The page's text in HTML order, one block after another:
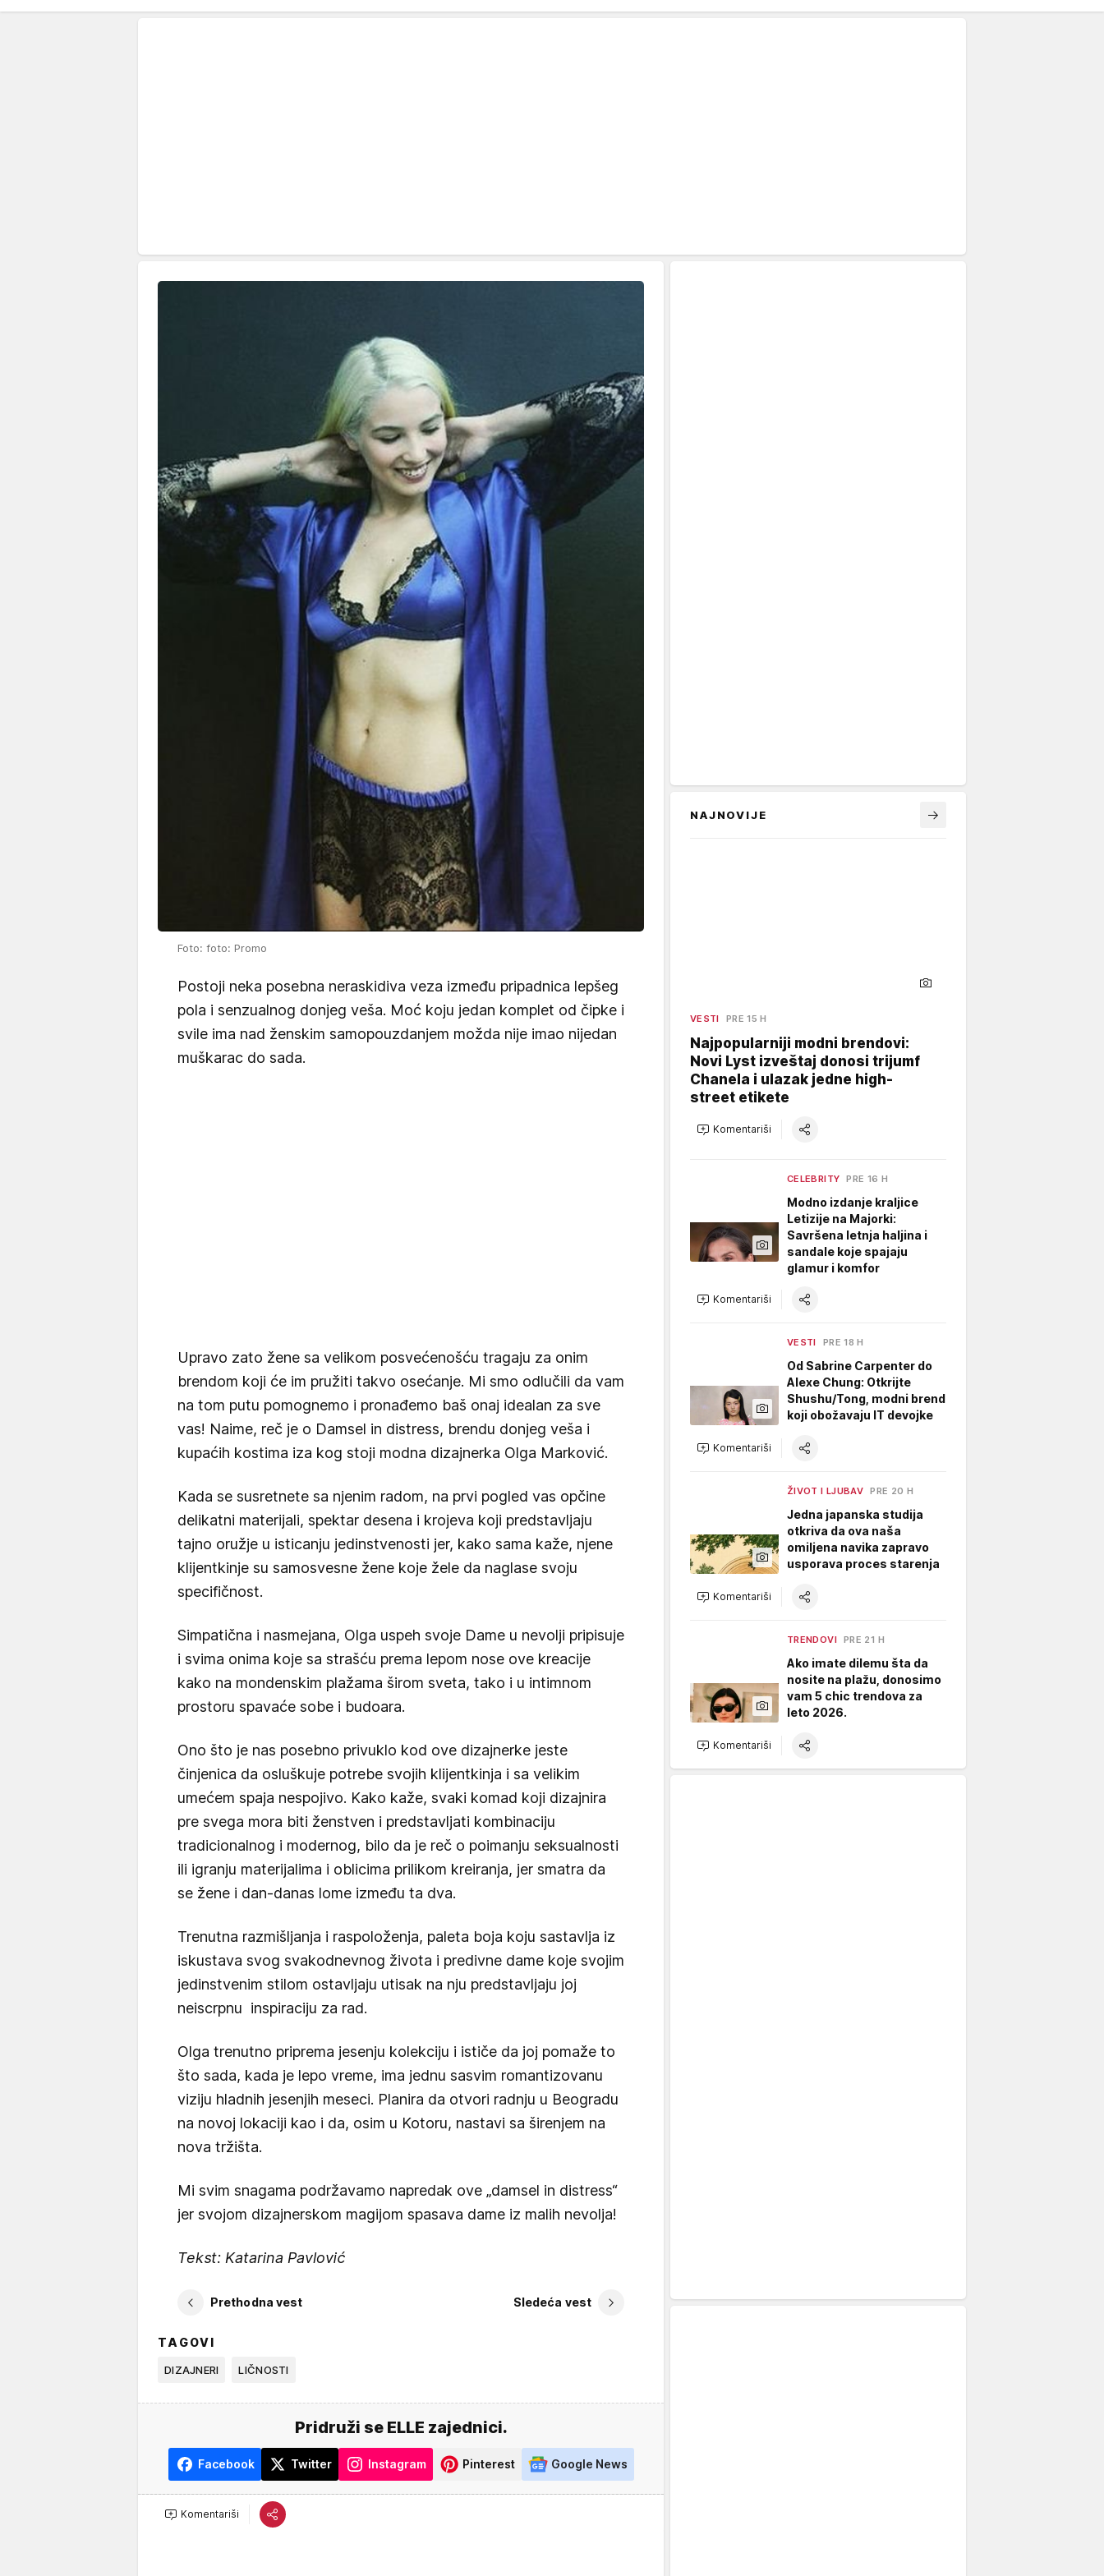
Foto: foto: Promo
Postoji neka posebna neraskidiva veza između pripadnica lepšeg
pola i senzualnog donjeg veša. Moć koju jedan komplet od čipke i
svile ima nad ženskim samopouzdanjem možda nije imao nijedan
muškarac do sada.
Upravo zato žene sa velikom posvećenošću tragaju za onim
brendom koji će im pružiti takvo osećanje. Mi smo odlučili da vam
na tom putu pomognemo i pronađemo baš onaj idealan za sve
vas! Naime, reč je o Damsel in distress, brendu donjeg veša i
kupaćih kostima iza kog stoji modna dizajnerka Olga Marković.
Kada se susretnete sa njenim radom, na prvi pogled vas opčine
delikatni materijali, spektar desena i krojeva koji predstavljaju
tajno oružje u isticanju jedinstvenosti jer, kako sama kaže, njene
klijentkinje su samosvesne žene koje žele da naglase svoju
specifičnost.
Simpatična i nasmejana, Olga uspeh svoje Dame u nevolji pripisuje
i svima onima koje sa strašću prema lepom nose ove kreacije
kako na mondenskim plažama širom sveta, tako i u intimnom
prostoru spavaće sobe i budoara.
Ono što je nas posebno privuklo kod ove dizajnerke jeste
činjenica da osluškuje potrebe svojih klijentkinja i sa velikim
umećem spaja nespojivo. Kako kaže, svaki komad koji dizajnira
pre svega mora biti ženstven i predstavljati kombinaciju
tradicionalnog i modernog, bilo da je reč o poimanju seksualnosti
ili igranju materijalima i oblicima prilikom kreiranja, jer smatra da
se žene i dan-danas lome između ta dva.
Trenutna razmišljanja i raspoloženja, paleta boja koju sastavlja iz
iskustava svog svakodnevnog života i predivne dame koje svojim
jedinstvenim stilom ostavljaju utisak na nju predstavljaju joj
neiscrpnu inspiraciju za rad.
Olga trenutno priprema jesenju kolekciju i ističe da joj pomaže to
što sada, kada je lepo vreme, ima jednu sasvim romantizovanu
viziju hladnih jesenjih meseci. Planira da otvori radnju u Beogradu
na novoj lokaciji kao i da, osim u Kotoru, nastavi sa širenjem na
nova tržišta.
Mi svim snagama podržavamo napredak ove „damsel in distress“
jer svojom dizajnerskom magijom spasava dame iz malih nevolja!
Tekst: Katarina Pavlović
Prethodna vest Sledeća vest
TAGOVI
DIZAJNERI LIČNOSTI
Pridruži se ELLE zajednici.
Facebook Twitter Instagram Pinterest Google News
Komentariši
NAJNOVIJE
VESTI PRE 15 H
Najpopularniji modni brendovi:
Novi Lyst izveštaj donosi trijumf
Chanela i ulazak jedne high-
street etikete
Komentariši
CELEBRITY PRE 16 H
Modno izdanje kraljice
Letizije na Majorki:
Savršena letnja haljina i
sandale koje spajaju
glamur i komfor
Komentariši
VESTI PRE 18 H
Od Sabrine Carpenter do
Alexe Chung: Otkrijte
Shushu/Tong, modni brend
koji obožavaju IT devojke
Komentariši
ŽIVOT I LJUBAV PRE 20 H
Jedna japanska studija
otkriva da ova naša
omiljena navika zapravo
usporava proces starenja
Komentariši
TRENDOVI PRE 21 H
Ako imate dilemu šta da
nosite na plažu, donosimo
vam 5 chic trendova za
leto 2026.
Komentariši